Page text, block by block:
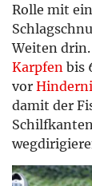
Rolle mit
Weiten drin.
Karpfen bis
vor
damit der